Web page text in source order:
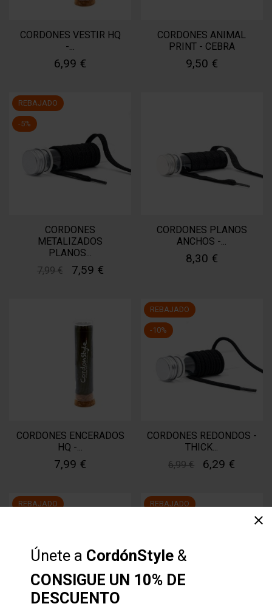
CORDONES VESTIR HQ
-...
6,99 €
CORDONES ANIMAL
PRINT - CEBRA
9,50 €
CORDONES
METALIZADOS
PLANOS...
7,99 €
7,59 €
REBAJADO
-5%
CORDONES PLANOS
ANCHOS -...
8,30 €
CORDONES ENCERADOS
HQ -...
7,99 €
CORDONES REDONDOS -
THICK...
6,99 €
6,29 €
REBAJADO
-10%
REBAJADO REBAJADO
clear
Únete a CordónStyle &
CONSIGUE UN 10% DE
DESCUENTO